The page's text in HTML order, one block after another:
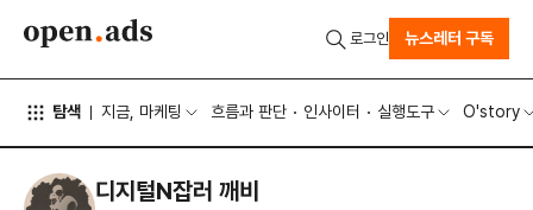
탐색 지금, 마케팅 흐름과 판단 인사이터 실행도구 O'story
로그인 뉴스레터 구독
디지털N잡러 깨비